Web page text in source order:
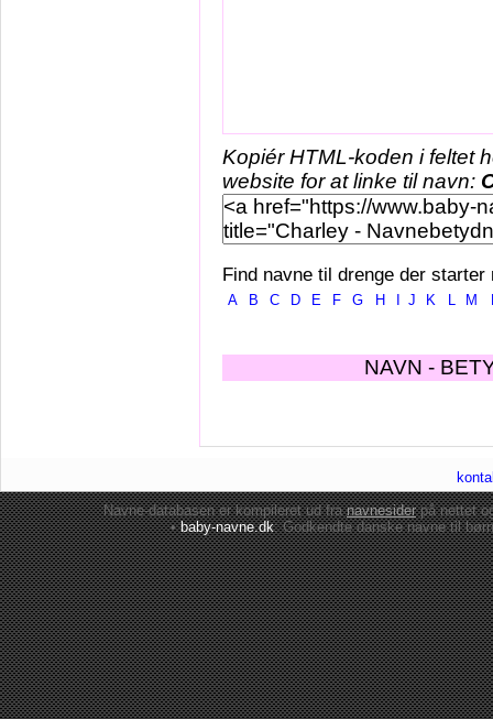
Kopiér HTML-koden i feltet
website for at linke til navn:
Find navne til drenge der starter
A B C D E F G H J K L M
NAVN -
Navne-databasen er kompileret ud franavnesiderpå nettet
•baby-navne.dk: Godkendte danskenavne til børn